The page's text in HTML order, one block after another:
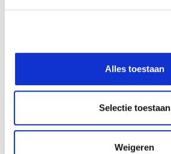
Alles toestaan
Selectie toestaan
Weigeren
Agrofino
€6,29
Agrofino
11,49